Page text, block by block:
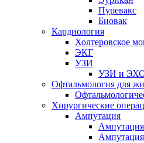
Пуревакс
Биовак
Кардиология
Холтеровское
ЭКГ
УЗИ
УЗИ и ЭХО
Офтальмология для
Хирургические
Ампутация
Ампутация